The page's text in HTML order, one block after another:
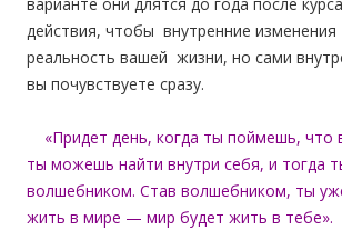
варианте они длятся до года после
действия, чтобы внутренние
реальность вашей жизни, но сами
вы почувствуете сразу.
«Придет день, когда ты поймешь, что
ты можешь найти внутри себя, и тогда
волшебником. Став волшебником, ты
жить в мире — мир будет жить в тебе».